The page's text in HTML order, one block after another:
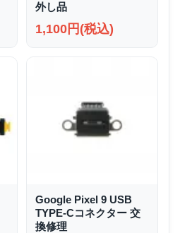
外し品
1,100円(税込)
Google Pixel 9 USB
TYPE-Cコネクター 交
換修理